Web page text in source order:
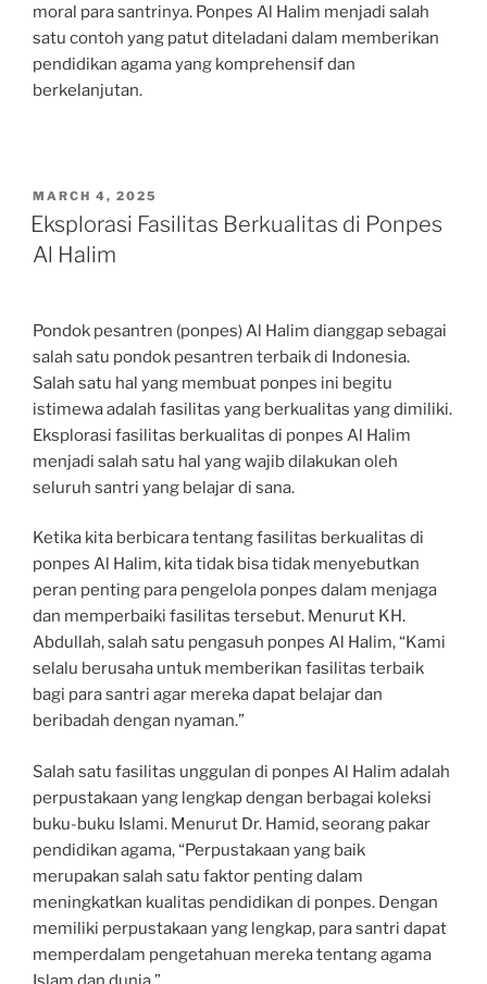
moral para santrinya. Ponpes Al Halim menjadi salah
satu contoh yang patut diteladani dalam memberikan
pendidikan agama yang komprehensif dan
berkelanjutan.
POSTED
ON
MARCH 4, 2025
Eksplorasi Fasilitas Berkualitas di Ponpes
Al Halim
Pondok pesantren (ponpes) Al Halim dianggap sebagai
salah satu pondok pesantren terbaik di Indonesia.
Salah satu hal yang membuat ponpes ini begitu
istimewa adalah fasilitas yang berkualitas yang dimiliki.
Eksplorasi fasilitas berkualitas di ponpes Al Halim
menjadi salah satu hal yang wajib dilakukan oleh
seluruh santri yang belajar di sana.
Ketika kita berbicara tentang fasilitas berkualitas di
ponpes Al Halim, kita tidak bisa tidak menyebutkan
peran penting para pengelola ponpes dalam menjaga
dan memperbaiki fasilitas tersebut. Menurut KH.
Abdullah, salah satu pengasuh ponpes Al Halim, “Kami
selalu berusaha untuk memberikan fasilitas terbaik
bagi para santri agar mereka dapat belajar dan
beribadah dengan nyaman.”
Salah satu fasilitas unggulan di ponpes Al Halim adalah
perpustakaan yang lengkap dengan berbagai koleksi
buku-buku Islami. Menurut Dr. Hamid, seorang pakar
pendidikan agama, “Perpustakaan yang baik
merupakan salah satu faktor penting dalam
meningkatkan kualitas pendidikan di ponpes. Dengan
memiliki perpustakaan yang lengkap, para santri dapat
memperdalam pengetahuan mereka tentang agama